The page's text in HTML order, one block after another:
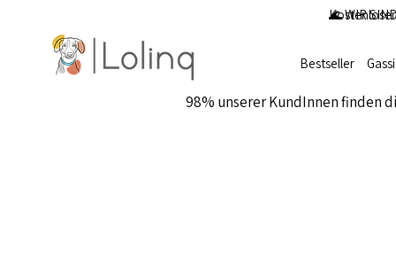
Bestseller
🌊 WIR
98% unserer KundInnen finden